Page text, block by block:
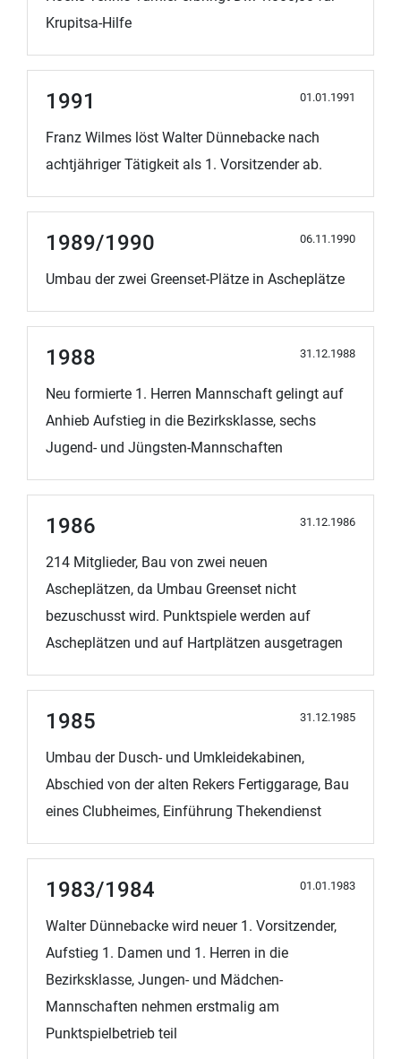
Krupitsa-Hilfe
01.01.1991
1991
Franz Wilmes löst Walter Dünnebacke nach
achtjähriger Tätigkeit als 1. Vorsitzender ab.
06.11.1990
1989/1990
Umbau der zwei Greenset-Plätze in Ascheplätze
31.12.1988
1988
Neu formierte 1. Herren Mannschaft gelingt auf
Anhieb Aufstieg in die Bezirksklasse, sechs
Jugend- und Jüngsten-Mannschaften
31.12.1986
1986
214 Mitglieder, Bau von zwei neuen
Ascheplätzen, da Umbau Greenset nicht
bezuschusst wird. Punktspiele werden auf
Ascheplätzen und auf Hartplätzen ausgetragen
31.12.1985
1985
Umbau der Dusch- und Umkleidekabinen,
Abschied von der alten Rekers Fertiggarage, Bau
eines Clubheimes, Einführung Thekendienst
01.01.1983
1983/1984
Walter Dünnebacke wird neuer 1. Vorsitzender,
Aufstieg 1. Damen und 1. Herren in die
Bezirksklasse, Jungen- und Mädchen-
Mannschaften nehmen erstmalig am
Punktspielbetrieb teil